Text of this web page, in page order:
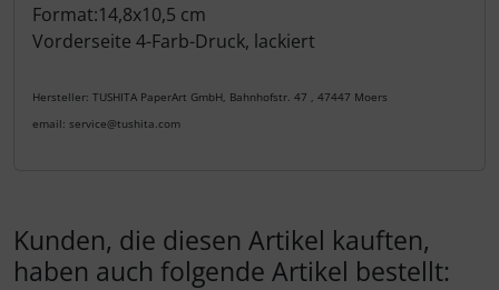
Format:14,8x10,5 cm
Vorderseite 4-Farb-Druck, lackiert
Hersteller: TUSHITA PaperArt GmbH, Bahnhofstr. 47 , 47447 Moers
email: service@tushita.com
Kunden, die diesen Artikel kauften,
haben auch folgende Artikel bestellt: